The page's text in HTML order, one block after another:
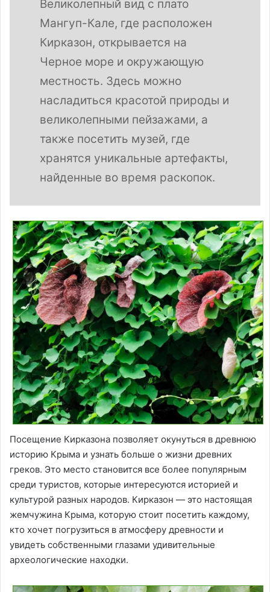
Великолепный вид с плато
Мангуп-Кале, где расположен
Кирказон, открывается на
Черное море и окружающую
местность. Здесь можно
насладиться красотой природы и
великолепными пейзажами, а
также посетить музей, где
хранятся уникальные артефакты,
найденные во время раскопок.
Посещение Кирказона позволяет окунуться в древнюю
историю Крыма и узнать больше о жизни древних
греков. Это место становится все более популярным
среди туристов, которые интересуются историей и
культурой разных народов. Кирказон — это настоящая
жемчужина Крыма, которую стоит посетить каждому,
кто хочет погрузиться в атмосферу древности и
увидеть собственными глазами удивительные
археологические находки.